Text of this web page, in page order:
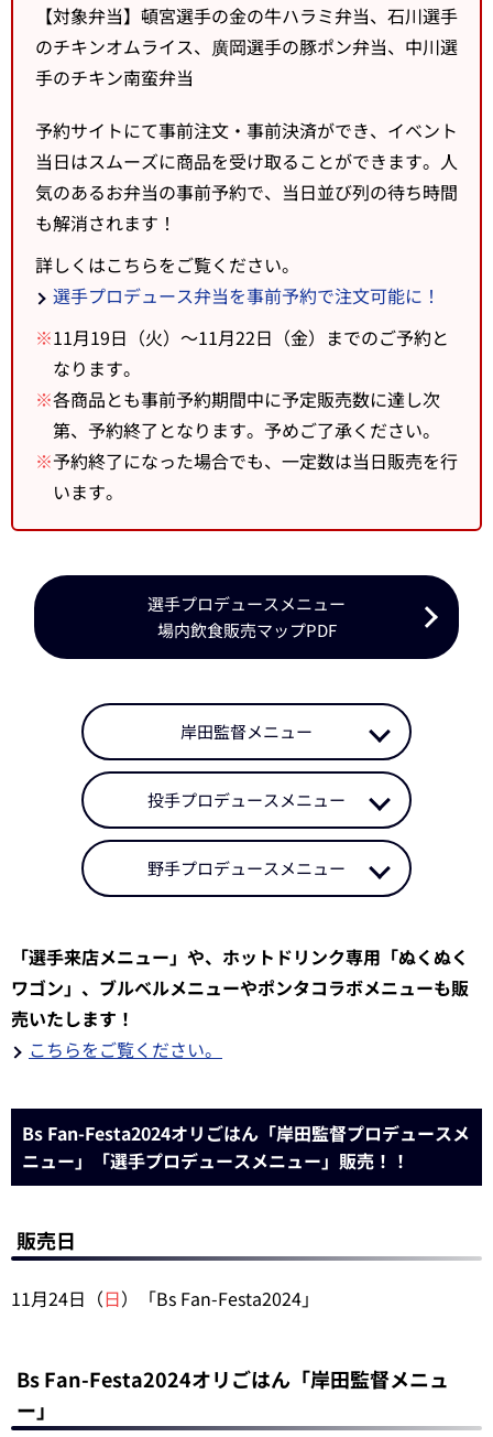
【対象弁当】頓宮選手の金の牛ハラミ弁当、石川選手
のチキンオムライス、廣岡選手の豚ポン弁当、中川選
手のチキン南蛮弁当
予約サイトにて事前注文・事前決済ができ、イベント
当日はスムーズに商品を受け取ることができます。人
気のあるお弁当の事前予約で、当日並び列の待ち時間
も解消されます！
詳しくはこちらをご覧ください。
選手プロデュース弁当を事前予約で注文可能に！
※11月19日（火）～11月22日（金）までのご予約と
なります。
※各商品とも事前予約期間中に予定販売数に達し次
第、予約終了となります。予めご了承ください。
※予約終了になった場合でも、一定数は当日販売を行
います。
選手プロデュースメニュー
場内飲食販売マップPDF
岸田監督メニュー
投手プロデュースメニュー
野手プロデュースメニュー
「選手来店メニュー」や、ホットドリンク専用「ぬくぬく
ワゴン」、ブルベルメニューやポンタコラボメニューも販
売いたします！
こちらをご覧ください。
Bs Fan-Festa2024オリごはん「岸田監督プロデュースメ
ニュー」「選手プロデュースメニュー」販売！！
販売日
11月24日（日）「Bs Fan-Festa2024」
Bs Fan-Festa2024オリごはん「岸田監督メニュ
ー」